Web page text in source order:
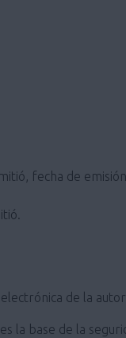
fecha de
de la
la base de la